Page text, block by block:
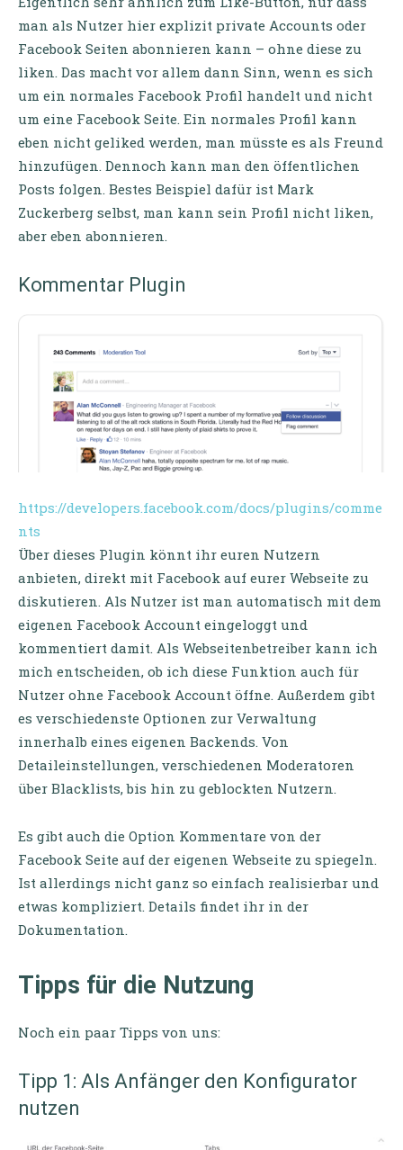
man als Nutzer hier explizit private Accounts oder
Facebook Seiten abonnieren kann – ohne diese zu
liken. Das macht vor allem dann Sinn, wenn es sich
um ein normales Facebook Profil handelt und nicht
um eine Facebook Seite. Ein normales Profil kann
eben nicht geliked werden, man müsste es als Freund
hinzufügen. Dennoch kann man den öffentlichen
Posts folgen. Bestes Beispiel dafür ist Mark
Zuckerberg selbst, man kann sein Profil nicht liken,
aber eben abonnieren.
Kommentar Plugin
https://developers.facebook.com/docs/plugins/comme
nts
Über dieses Plugin könnt ihr euren Nutzern
anbieten, direkt mit Facebook auf eurer Webseite zu
diskutieren. Als Nutzer ist man automatisch mit dem
eigenen Facebook Account eingeloggt und
kommentiert damit. Als Webseitenbetreiber kann ich
mich entscheiden, ob ich diese Funktion auch für
Nutzer ohne Facebook Account öffne. Außerdem gibt
es verschiedenste Optionen zur Verwaltung
innerhalb eines eigenen Backends. Von
Detaileinstellungen, verschiedenen Moderatoren
über Blacklists, bis hin zu geblockten Nutzern.
Es gibt auch die Option Kommentare von der
Facebook Seite auf der eigenen Webseite zu spiegeln.
Ist allerdings nicht ganz so einfach realisierbar und
etwas kompliziert. Details findet ihr in der
Dokumentation.
Tipps für die Nutzung
Noch ein paar Tipps von uns:
Tipp 1: Als Anfänger den Konfigurator
nutzen